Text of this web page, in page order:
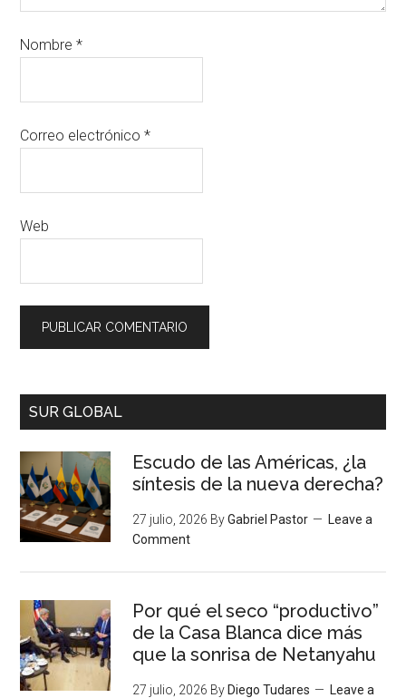
Nombre*
Correo electrónico*
Web
SUR GLOBAL
Escudo de las Américas, ¿la
síntesis de la nueva derecha?
27 julio, 2026 ByGabriel Pastor
Leave a
Comment
Por qué el seco “productivo”
de la Casa Blanca dice más
que la sonrisa de Netanyahu
27 julio, 2026 By Diego Tudares
Leave a